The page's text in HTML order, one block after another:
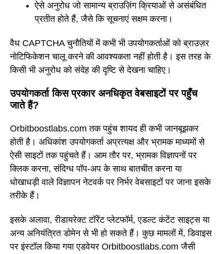
ऐसे अनुरोध जो सामान्य ब्राउज़िंग क्रियाओं से असंबंधित
प्रतीत होते हैं, जैसे कि सूचनाएं सक्षम करना।
वैध CAPTCHA चुनौतियों में कभी भी उपयोगकर्ताओं को ब्राउज़र
नोटिफिकेशन चालू करने की आवश्यकता नहीं होती है। इस तरह के
किसी भी अनुरोध को संदेह की दृष्टि से देखना चाहिए।
उपयोगकर्ता किस प्रकार अनधिकृत वेबसाइटों पर पहुँच
जाते हैं?
Orbitboostlabs.com तक पहुंच शायद ही कभी जानबूझकर
होती है। अधिकांश उपयोगकर्ता अप्रत्यक्ष और भ्रामक माध्यमों से
ऐसी साइटों तक पहुंचते हैं। आम तौर पर, भ्रामक विज्ञापनों पर
क्लिक करना, संदिग्ध पॉप-अप के साथ बातचीत करना या
धोखाधड़ी वाले विज्ञापन नेटवर्क पर निर्भर वेबसाइटों पर जाना इसके
तरीके हैं।
इसके अलावा, रीडायरेक्ट टॉरेंट प्लेटफॉर्म, एडल्ट कंटेंट साइट्स या
अन्य अनियंत्रित डोमेन से भी हो सकते हैं। कुछ मामलों में, डिवाइस
पर इंस्टॉल किया गया एडवेयर Orbitboostlabs.com जैसी